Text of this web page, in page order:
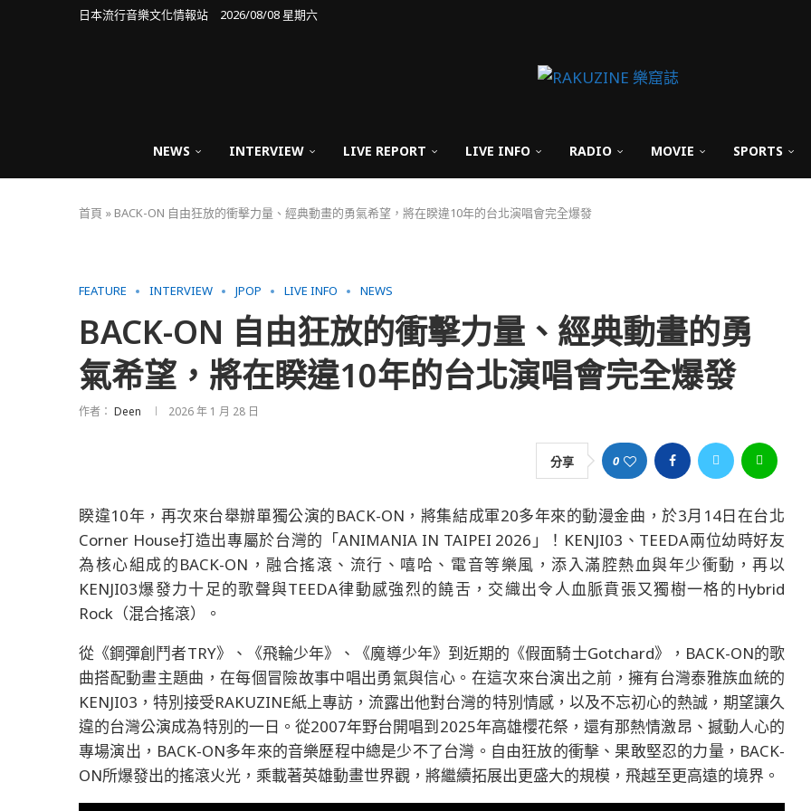
日本流行音樂文化情報站 2026/08/08 星期六
NEWS INTERVIEW LIVE REPORT LIVE INFO RADIO MOVIE SPORTS
首頁 » BACK-ON 自由狂放的衝擊力量、經典動畫的勇氣希望，將在睽違10年的台北演唱會完全爆發
FEATURE INTERVIEW JPOP LIVE INFO NEWS
BACK-ON 自由狂放的衝擊力量、經典動畫的勇
氣希望，將在睽違10年的台北演唱會完全爆發
作者： Deen 2026 年 1 月 28 日
分享 0
睽違10年，再次來台舉辦單獨公演的BACK-ON，將集結成軍20多年來的動漫金曲，於3月14日在台北
Corner House打造出專屬於台灣的「ANIMANIA IN TAIPEI 2026」！KENJI03、TEEDA兩位幼時好友
為核心組成的BACK-ON，融合搖滾、流行、嘻哈、電音等樂風，添入滿腔熱血與年少衝動，再以
KENJI03爆發力十足的歌聲與TEEDA律動感強烈的饒舌，交織出令人血脈賁張又獨樹一格的Hybrid
Rock（混合搖滾）。
從《鋼彈創鬥者TRY》、《飛輪少年》、《魔導少年》到近期的《假面騎士Gotchard》，BACK-ON的歌
曲搭配動畫主題曲，在每個冒險故事中唱出勇氣與信心。在這次來台演出之前，擁有台灣泰雅族血統的
KENJI03，特別接受RAKUZINE紙上專訪，流露出他對台灣的特別情感，以及不忘初心的熱誠，期望讓久
違的台灣公演成為特別的一日。從2007年野台開唱到2025年高雄櫻花祭，還有那熱情激昂、撼動人心的
專場演出，BACK-ON多年來的音樂歷程中總是少不了台灣。自由狂放的衝擊、果敢堅忍的力量，BACK-
ON所爆發出的搖滾火光，乘載著英雄動畫世界觀，將繼續拓展出更盛大的規模，飛越至更高遠的境界。